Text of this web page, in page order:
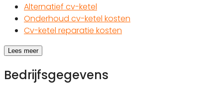
Alternatief cv-ketel
Onderhoud cv-ketel kosten
Cv-ketel reparatie kosten
Lees meer
Bedrijfsgegevens